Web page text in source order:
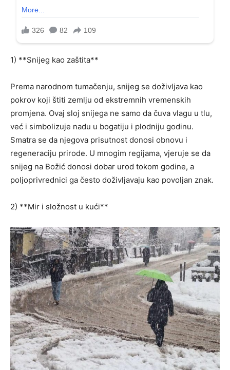
1) **Snijeg kao zaštita**
Prema narodnom tumačenju, snijeg se doživljava kao
pokrov koji štiti zemlju od ekstremnih vremenskih
promjena. Ovaj sloj snijega ne samo da čuva vlagu u tlu,
već i simbolizuje nadu u bogatiju i plodniju godinu.
Smatra se da njegova prisutnost donosi obnovu i
regeneraciju prirode. U mnogim regijama, vjeruje se da
snijeg na Božić donosi dobar urod tokom godine, a
poljoprivrednici ga često doživljavaju kao povoljan znak.
2) **Mir i složnost u kući**